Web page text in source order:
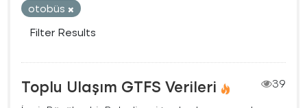
otobüs
Filter Results
Toplu Ulaşım GTFS Verileri
39